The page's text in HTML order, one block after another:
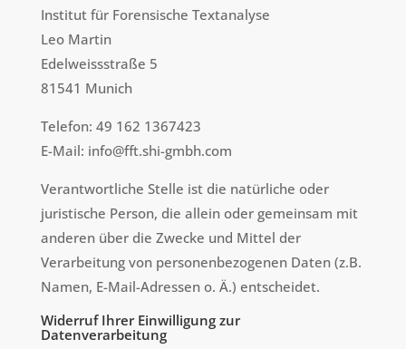
Institut für Forensische Textanalyse
Leo Martin
Edelweissstraße 5
81541 Munich
Telefon: 49 162 1367423
E-Mail: info@fft.shi-gmbh.com
Verantwortliche Stelle ist die natürliche oder
juristische Person, die allein oder gemeinsam mit
anderen über die Zwecke und Mittel der
Verarbeitung von personenbezogenen Daten (z.B.
Namen, E-Mail-Adressen o. Ä.) entscheidet.
Widerruf Ihrer Einwilligung zur
Datenverarbeitung